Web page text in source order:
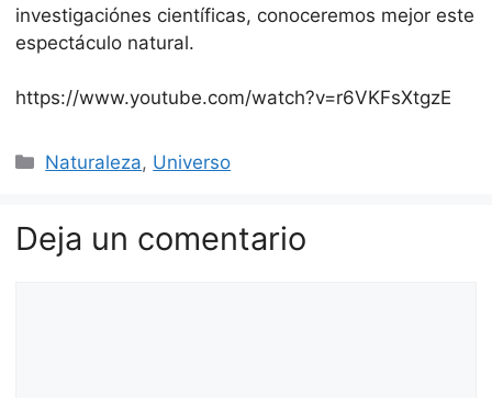
investigaciónes científicas, conoceremos mejor este
espectáculo natural.
https://www.youtube.com/watch?v=r6VKFsXtgzE
Categorías
Naturaleza, Universo
Deja un comentario